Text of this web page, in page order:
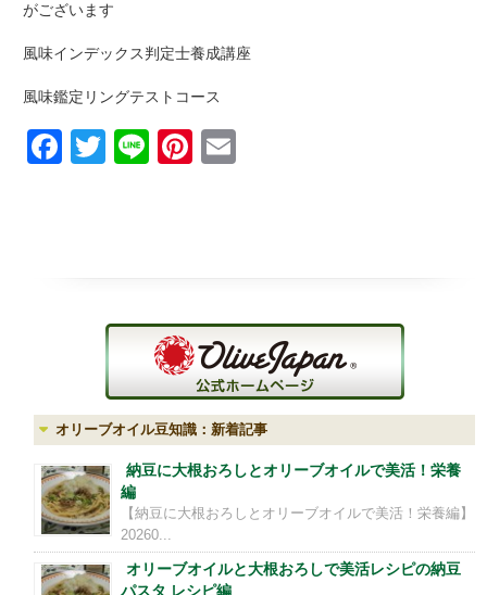
がございます
風味インデックス判定士養成講座
風味鑑定リングテストコース
Facebook
Twitter
LinePinterest
オリーブオイル豆知識：新着記事
納豆に大根おろしとオリーブオイルで美活！栄養
編
【納豆に大根おろしとオリーブオイルで美活！栄養編】
20260...
オリーブオイルと大根おろしで美活レシピの納豆
パスタ レシピ編